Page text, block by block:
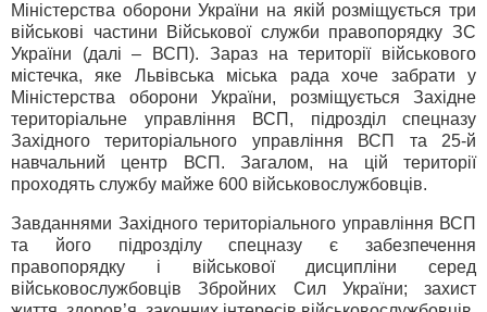
Міністерства оборони України на якій розміщується три
військові частини Військової служби правопорядку ЗС
України (далі – ВСП). Зараз на території військового
містечка, яке Львівська міська рада хоче забрати у
Міністерства оборони України, розміщується Західне
територіальне управління ВСП, підрозділ спецназу
Західного територіального управління ВСП та 25-й
навчальний центр ВСП. Загалом, на цій території
проходять службу майже 600 військовослужбовців.
Завданнями Західного територіального управління ВСП
та його підрозділу спецназу є забезпечення
правопорядку і військової дисципліни серед
військовослужбовців Збройних Сил України; захист